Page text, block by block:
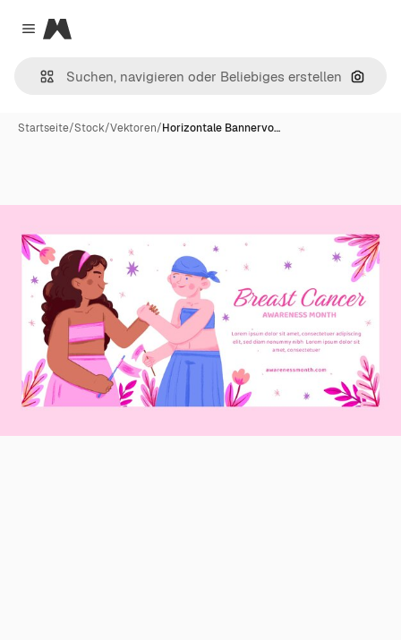
Close menu
Magnific
Nach
Startseite/Stock/Vektoren/Horizontale Bannervo…